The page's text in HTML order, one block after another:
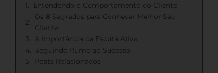
Entendendo o Comportamento do Cliente
Os 8 Segredos para Conhecer Melhor Seu
Cliente
A Importância da Escuta Ativa
Seguindo Rumo ao Sucesso
Posts Relacionados